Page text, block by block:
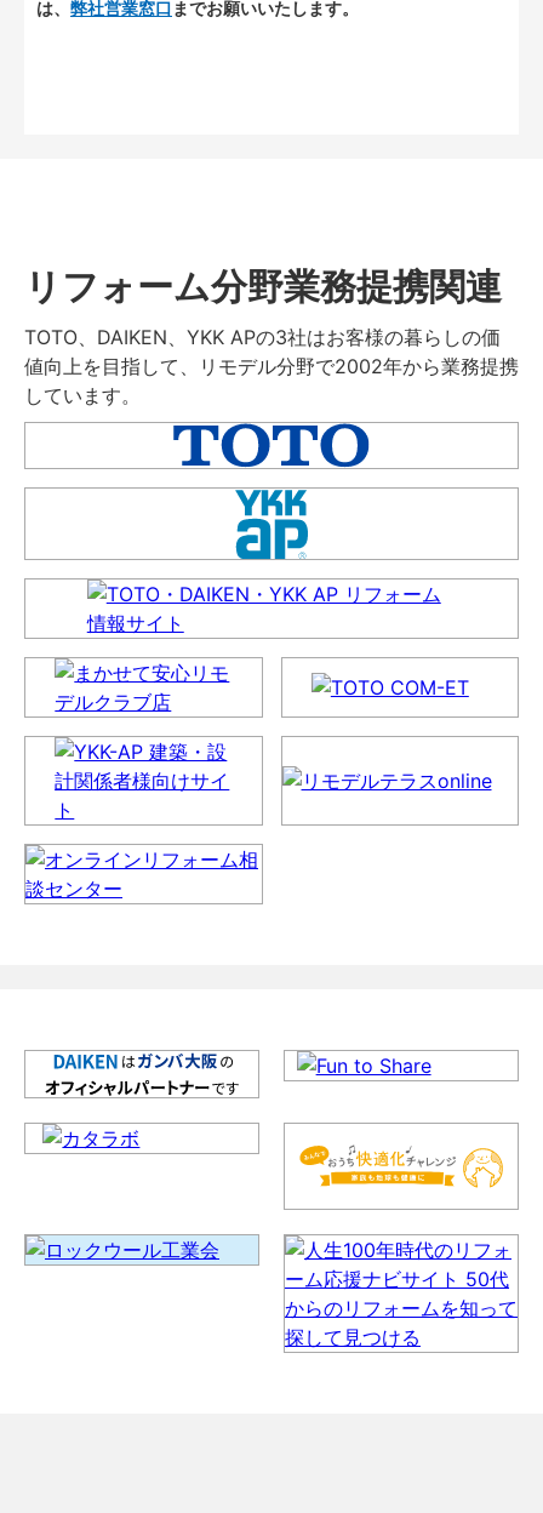
は、 弊社営業窓口 までお願いいたします。
リフォーム分野業務提携関連
TOTO、DAIKEN、YKK APの3社はお客様の暮らしの価
値向上を目指して、リモデル分野で2002年から業務提携
しています。